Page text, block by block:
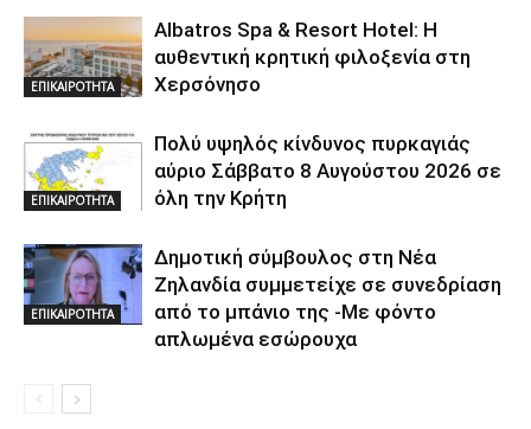
ΕΠΙΚΑΙΡΟΤΗΤΑ
Albatros Spa & Resort Hotel: Η
αυθεντική κρητική φιλοξενία στη
Χερσόνησο
ΕΠΙΚΑΙΡΟΤΗΤΑ
Πολύ υψηλός κίνδυνος πυρκαγιάς
αύριο Σάββατο 8 Αυγούστου 2026 σε
όλη την Κρήτη
ΕΠΙΚΑΙΡΟΤΗΤΑ
Δημοτική σύμβουλος στη Νέα
Ζηλανδία συμμετείχε σε συνεδρίαση
από το μπάνιο της -Με φόντο
απλωμένα εσώρουχα